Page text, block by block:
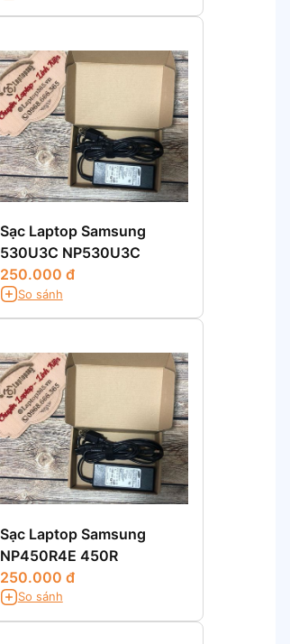
Sạc Laptop Samsung
530U3C NP530U3C
250.000 đ
So sánh
Sạc Laptop Samsung
NP450R4E 450R
250.000 đ
So sánh